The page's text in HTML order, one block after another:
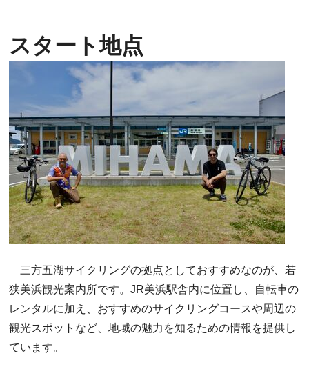
スタート地点
三方五湖サイクリングの拠点としておすすめなのが、若
狭美浜観光案内所です。JR美浜駅舎内に位置し、自転車の
レンタルに加え、おすすめのサイクリングコースや周辺の
観光スポットなど、地域の魅力を知るための情報を提供し
ています。